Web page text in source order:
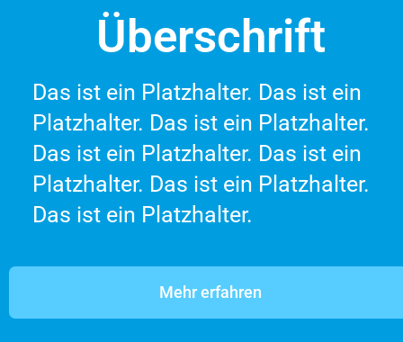
Überschrift
Das ist ein Platzhalter. Das ist ein
Platzhalter. Das ist ein Platzhalter.
Das ist ein Platzhalter. Das ist ein
Platzhalter. Das ist ein Platzhalter.
Das ist ein Platzhalter.
Mehr erfahren